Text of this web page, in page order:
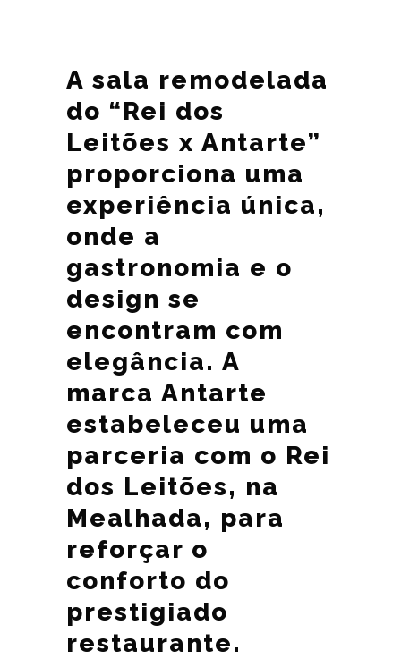
A sala remodelada
do “Rei dos
Leitões x Antarte”
proporciona uma
experiência única,
onde a
gastronomia e o
design se
encontram com
elegância. A
marca Antarte
estabeleceu uma
parceria com o Rei
dos Leitões, na
Mealhada, para
reforçar o
conforto do
prestigiado
restaurante.